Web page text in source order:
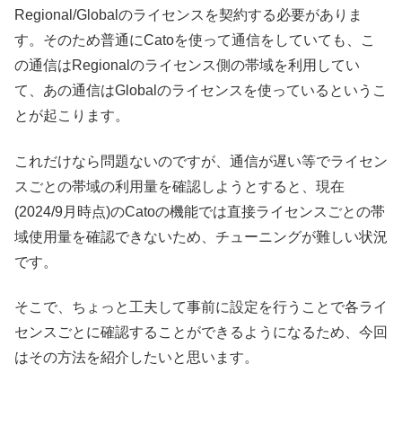
Regional/Globalのライセンスを契約する必要がありま
す。そのため普通にCatoを使って通信をしていても、こ
の通信はRegionalのライセンス側の帯域を利用してい
て、あの通信はGlobalのライセンスを使っているというこ
とが起こります。
これだけなら問題ないのですが、通信が遅い等でライセン
スごとの帯域の利用量を確認しようとすると、現在
(2024/9月時点)のCatoの機能では直接ライセンスごとの帯
域使用量を確認できないため、チューニングが難しい状況
です。
そこで、ちょっと工夫して事前に設定を行うことで各ライ
センスごとに確認することができるようになるため、今回
はその方法を紹介したいと思います。